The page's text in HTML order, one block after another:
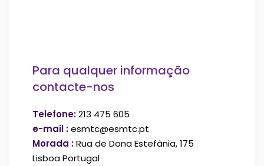
Para qualquer informação
contacte-nos
Telefone:213 475 605
e-mail :esmtc@esmtc.pt
Morada :Rua de Dona Estefânia, 175
Lisboa Portugal